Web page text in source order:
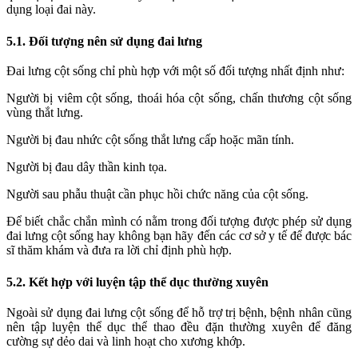
dụng loại đai này.
5.1. Đối tượng nên sử dụng đai lưng
Đai lưng cột sống chỉ phù hợp với một số đối tượng nhất định như:
Người bị viêm cột sống, thoái hóa cột sống, chấn thương cột sống
vùng thắt lưng.
Người bị đau nhức cột sống thắt lưng cấp hoặc mãn tính.
Người bị đau dây thần kinh tọa.
Người sau phẫu thuật cần phục hồi chức năng của cột sống.
Để biết chắc chắn mình có nằm trong đối tượng được phép sử dụng
đai lưng cột sống hay không bạn hãy đến các cơ sở y tế để được bác
sĩ thăm khám và đưa ra lời chỉ định phù hợp.
5.2. Kết hợp với luyện tập thể dục thường xuyên
Ngoài sử dụng đai lưng cột sống để hỗ trợ trị bệnh, bệnh nhân cũng
nên tập luyện thể dục thể thao đều đặn thường xuyên để đăng
cường sự dẻo dai và linh hoạt cho xương khớp.